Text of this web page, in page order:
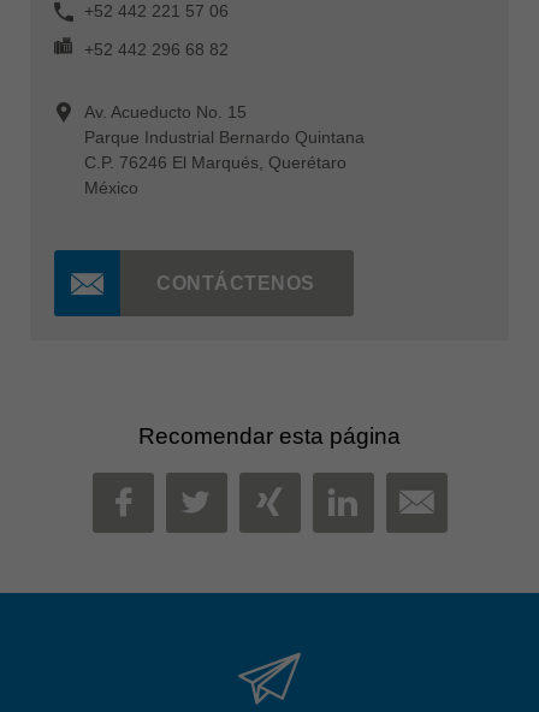
+52 442 221 57 06
+52 442 296 68 82
Av. Acueducto No. 15
Parque Industrial Bernardo Quintana
C.P. 76246 El Marqués, Querétaro
México
CONTÁCTENOS
Recomendar esta página
FACEBOOK
TWITTER
XINGLINKEDIN
MAIL